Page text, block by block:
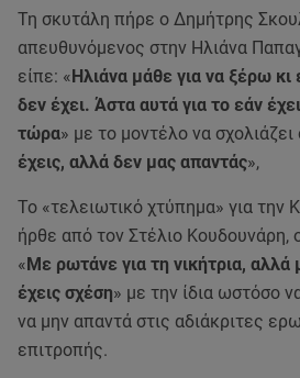
Τη σκυτάλη πήρε ο Δημήτρης
απευθυνόμενος στην Ηλιάνα
είπε: «Ηλιάνα μάθε για να ξέρω κι
δεν έχει. Άστα αυτά για το εάν
τώρα» με το μοντέλο να σχολιάζει
έχεις, αλλά δεν μας απαντάς»,
Το «τελειωτικό χτύπημα» για την
ήρθε από τον Στέλιο Κουδουνάρη,
«Με ρωτάνε για τη νικήτρια, αλλά
έχεις σχέση» με την ίδια ωστόσο
να μην απαντά στις αδιάκριτες
επιτροπής.